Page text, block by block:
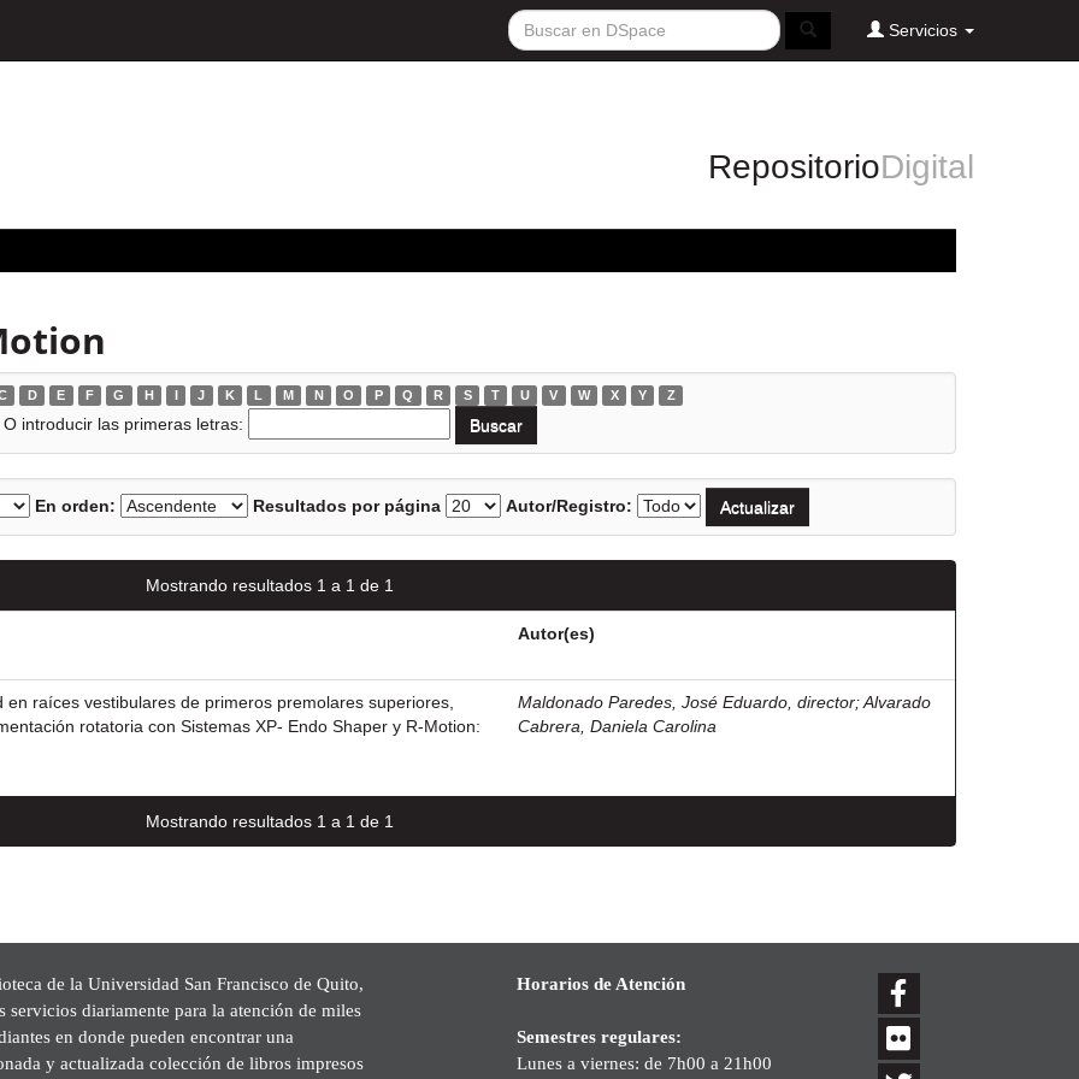
Servicios
RepositorioDigital
D E F G H I J K L M N O P Q R S T U V W X Y Z
O introducir las primeras letras:
En orden: Resultados por página Autor/Registro:
Mostrando resultados 1 a 1 de 1
Autor(es)
en raíces vestibulares de primeros premolares superiores,
rotatoria con Sistemas XP- Endo Shaper y R-Motion:
Maldonado Paredes, José Eduardo, director;Alvarado
Cabrera, Daniela Carolina
Mostrando resultados 1 a 1 de 1
de la Universidad San Francisco de Quito,
servicios diariamente para la atención de miles
en donde pueden encontrar una
y actualizada colección de libros impresos
Horarios de Atención
Semestres regulares:
Lunes a viernes: de 7h00 a 21h00